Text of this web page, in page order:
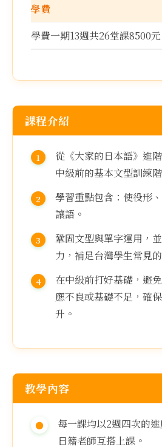
學費
學費一期13週共26堂課8500元
課程介紹
從《大家的日本語》進
中級前的基本文型訓練
學習重點包含：使役形
讓語。
鞏固文型與單字運用，
力，補足台灣學生常見
在中級前打好基礎，避
應不良或基礎不足，確
升。
教學內容
每一課均以2週四次的
日籍老師互搭上課。